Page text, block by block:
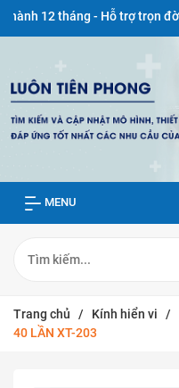
tháng - Hỗ trợ trọn đời
MENU
Trang chủ / Kính hiển vi /
40 LẦN XT-203